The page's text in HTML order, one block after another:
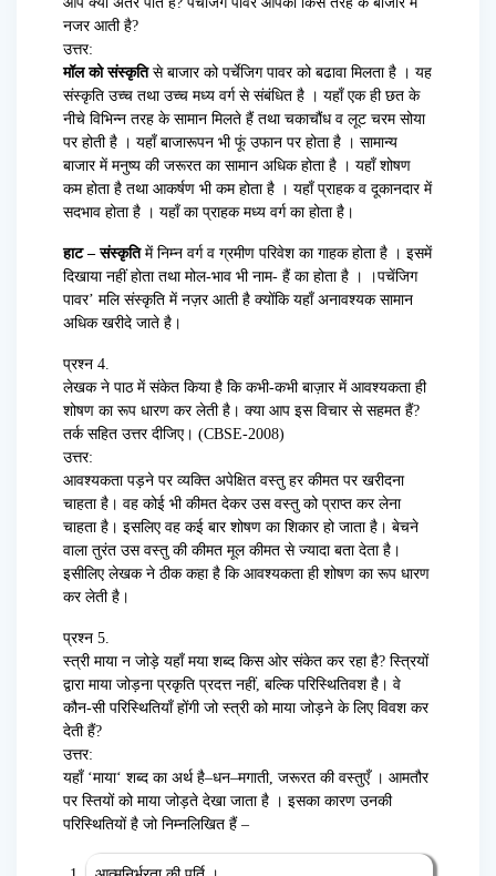
नजर आती है?
उत्तर:
मॉल को संस्कृतिसे बाजार को पर्चेजिग पावर को बढावा मिलता है । यह
संस्कृति उच्च तथा उच्च मध्य वर्ग से संबंधित है । यहाँ एक ही छत के
नीचे विभिन्न तरह के सामान मिलते हैं तथा चकाचौंध व लूट चरम सोया
पर होती है । यहाँ बाजारूपन भी फूं उफान पर होता है । सामान्य
बाजार में मनुष्य की जरूरत का सामान अधिक होता है । यहाँ शोषण
कम होता है तथा आकर्षण भी कम होता है । यहाँ प्राहक व दूकानदार में
सदभाव होता है । यहाँ का प्राहक मध्य वर्ग का होता है।
हाट – संस्कृतिमें निम्न वर्ग व ग्रमीण परिवेश का गाहक होता है । इसमें
दिखाया नहीं होता तथा मोल-भाव भी नाम- हैं का होता है । ।पचेंजिग
पावर’ मलि संस्कृति में नज़र आती है क्योंकि यहाँ अनावश्यक सामान
अधिक खरीदे जाते है।
प्रश्न 4.
लेखक ने पाठ में संकेत किया है कि कभी-कभी बाज़ार में आवश्यकता ही
शोषण का रूप धारण कर लेती है। क्या आप इस विचार से सहमत हैं?
तर्क सहित उत्तर दीजिए। (CBSE-2008)
उत्तर:
आवश्यकता पड़ने पर व्यक्ति अपेक्षित वस्तु हर कीमत पर खरीदना
चाहता है। वह कोई भी कीमत देकर उस वस्तु को प्राप्त कर लेना
चाहता है। इसलिए वह कई बार शोषण का शिकार हो जाता है। बेचने
वाला तुरंत उस वस्तु की कीमत मूल कीमत से ज्यादा बता देता है।
इसीलिए लेखक ने ठीक कहा है कि आवश्यकता ही शोषण का रूप धारण
कर लेती है।
प्रश्न 5.
स्त्री माया न जोड़े यहाँ मया शब्द किस ओर संकेत कर रहा है? स्त्रियों
द्वारा माया जोड़ना प्रकृति प्रदत्त नहीं, बल्कि परिस्थितिवश है। वे
कौन-सी परिस्थितियाँ होंगी जो स्त्री को माया जोड़ने के लिए विवश कर
देती हैं?
उत्तर:
यहाँ ‘माया‘ शब्द का अर्थ है–धन–मगाती, जरूरत की वस्तुएँ । आमतौर
पर स्तियों को माया जोड़ते देखा जाता है । इसका कारण उनकी
परिस्थितियों है जो निम्नलिखित हैं –